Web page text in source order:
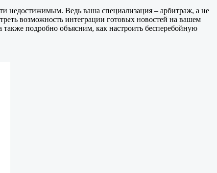
недостижимым. Ведь ваша специализация – арбитраж, а не
возможность интеграции готовых новостей на вашем
подробно объясним, как настроить бесперебойную